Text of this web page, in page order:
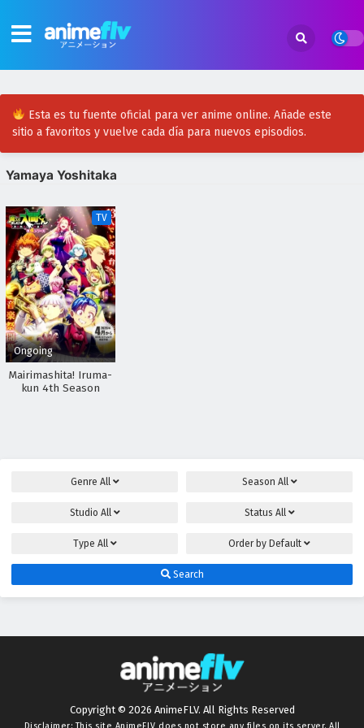
Esta es tu fuente oficial para ver anime online. Añade este
sitio a favoritos y vuelve cada día para nuevos episodios.
Yamaya Yoshitaka
TV
Ongoing
Mairimashita! Iruma-
kun 4th Season
Genre All Season All
Studio All Status All
Type All Order by Default
Search
Copyright © 2026 AnimeFLV. All Rights Reserved